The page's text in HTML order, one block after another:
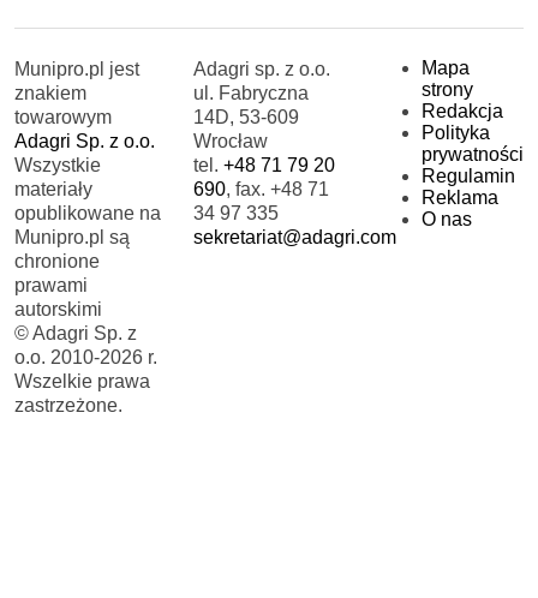
Munipro.pl jest
znakiem
towarowym
Adagri Sp. z o.o.
Wszystkie
materiały
opublikowane na
Munipro.pl są
chronione
prawami
autorskimi
© Adagri Sp. z
o.o. 2010-2026 r.
Wszelkie prawa
zastrzeżone.
Adagri sp. z o.o.
ul. Fabryczna
14D, 53-609
Wrocław
tel.+48 71 79 20
690, fax. +48 71
34 97 335
sekretariat@adagri.com
Mapa
strony
Redakcja
Polityka
prywatności
Regulamin
Reklama
O nas